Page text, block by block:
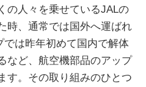
の人々を乗せているJALの
時、通常では国外へ運ばれ
では昨年初めて国内で解体
など、航空機部品のアップ
す。その取り組みのひとつ